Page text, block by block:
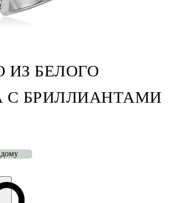
ИЗ БЕЛОГО
С БРИЛЛИАНТАМИ